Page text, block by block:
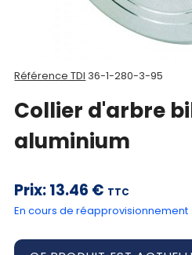
Catalogue
Documentations
Mon
Mon
Référence TDI 36-1-280-3-95
Collier d'arbre
aluminium
Prix:13.46 € TTC
En cours de réapprovisionnement